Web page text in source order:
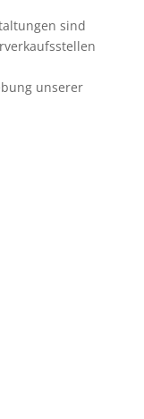
sind
unserer